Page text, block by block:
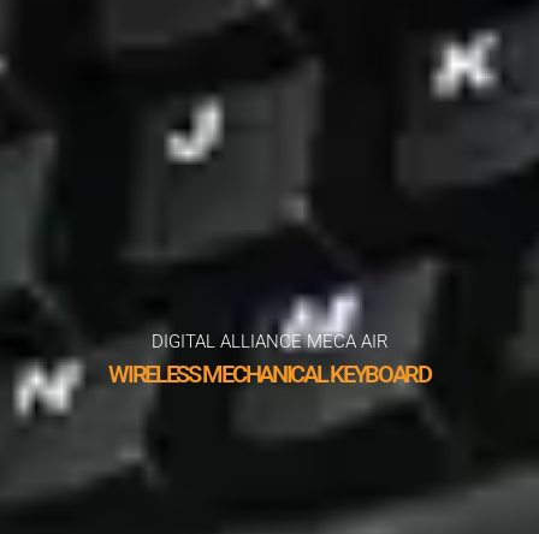
DIGITAL ALLIANCE MECA AIR
WIRELESS MECHANICAL KEYBOARD